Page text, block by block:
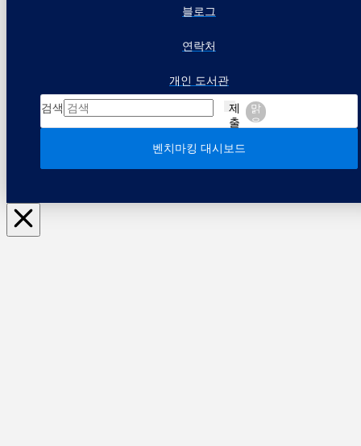
블로그
연락처
개인 도서관
검색
제
출
맑
음
벤치마킹 대시보드